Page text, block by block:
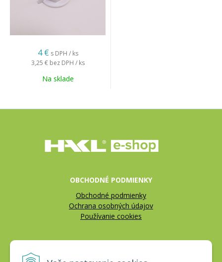
4 € s DPH / ks
3,25 € bez DPH / ks
Na sklade
OBCHODNÉ PODMIENKY
Obchodné podmienky
Ochrana osobných údajov
Používanie cookies